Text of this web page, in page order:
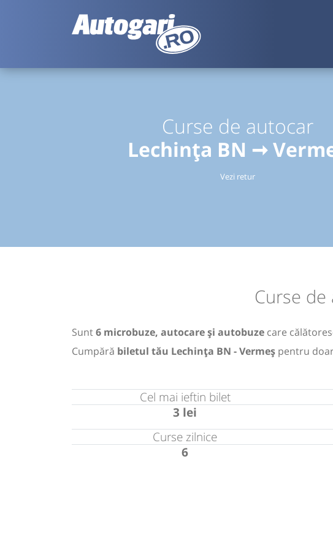
Curse de autocar
Lechința BN ➞
Vezi retur
Curse
Sunt6 microbuze, autocare și autobuze care
Cumpără biletul tău Lechința BN - Vermeș pentru
Cel mai ieftin bilet
3 lei
Curse zilnice
6